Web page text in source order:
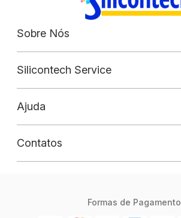
Sobre Nós
Silicontech Service
Ajuda
Contatos
Formas de Pagamento